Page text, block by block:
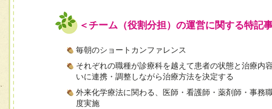
＜チーム（役割分担）の運営に関する特記
毎朝のショートカンファレンス
それぞれの職種が診療科を越えて患者の状態と治療内
いに連携・調整しながら治療方法を決定する
外来化学療法に関わる、医師・看護師・薬剤師・事務
度実施